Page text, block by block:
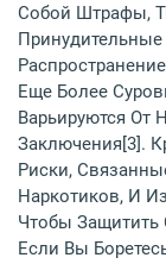
Собой Штрафы,
Еще Более
Варьируются От
Заключения[3].
Риски,
Наркотиков, И
Чтобы Защитить
Если Вы